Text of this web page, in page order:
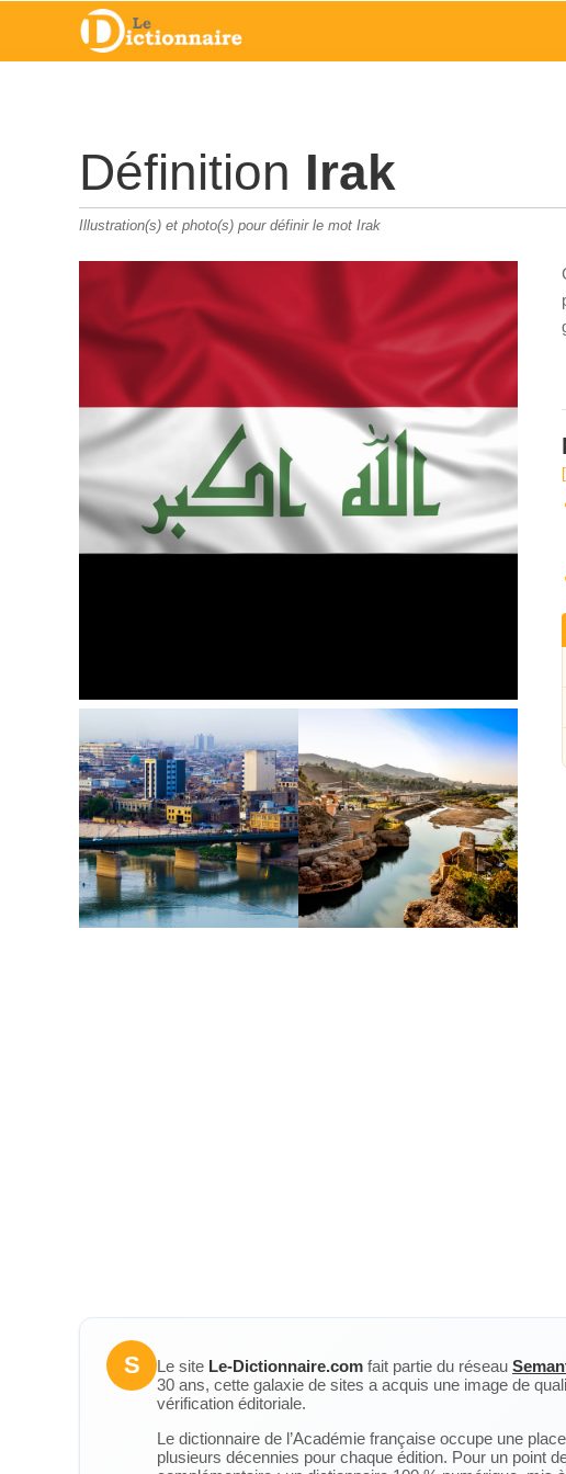
Définition Irak
Illustration(s) et photo(s) pour définir le mot Irak
S Le site Le-Dictionnaire.com fait partie du réseau
30 ans, cette galaxie de sites a acquis une image de
vérification éditoriale.
Le dictionnaire de l’Académie française occupe une
plusieurs décennies pour chaque édition. Pour un point